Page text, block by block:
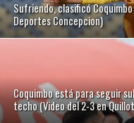
Sufriendo, clasificó
Deportes Concepcion)
Coquimbo está para seguir
techo (Video del 2-3 en